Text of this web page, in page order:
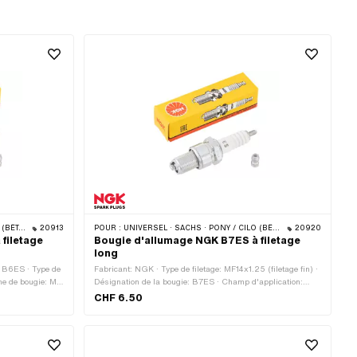
512) 20913
filetage
· Type de
de bougie: M4
Non ·
POUR : UNIVERSEL · SACHS · PONY / CILO (BÊTA 521 & 512) 20920
Bougie d'allumage NGK B7ES à filetage
long
Fabricant: NGK · Type de filetage: MF14x1.25 (filetage fin) ·
Désignation de la bougie: B7ES · Champ d'application:
Performance · Champ d'application: Racing · Champ
CHF 6.50